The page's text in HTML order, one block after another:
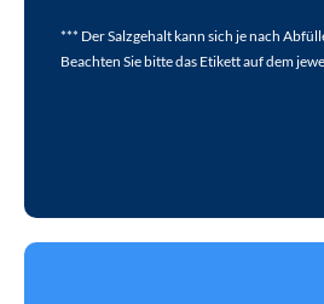
*** Der Salzgehalt kann sich je nach
Beachten Sie bitte das Etikett auf dem